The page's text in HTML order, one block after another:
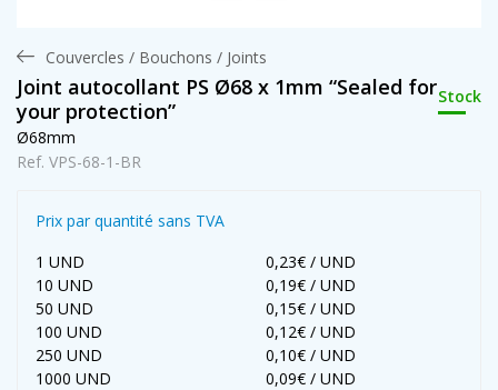
Couvercles / Bouchons / Joints
Joint autocollant PS Ø68 x 1mm “Sealed for
your protection”
Stock
Ø68mm
Ref. VPS-68-1-BR
Prix par quantité sans TVA
1 UND
0,23€ / UND
10 UND
0,19€ / UND
50 UND
0,15€ / UND
100 UND
0,12€ / UND
250 UND
0,10€ / UND
1000 UND
0,09€ / UND